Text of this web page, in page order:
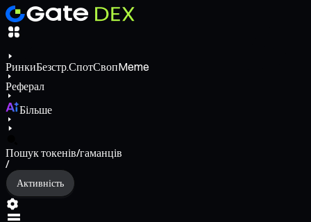
РинкиБезстр.СпотСвопMeme
Реферал
Більше
Пошук токенів/гаманців
/
Активність